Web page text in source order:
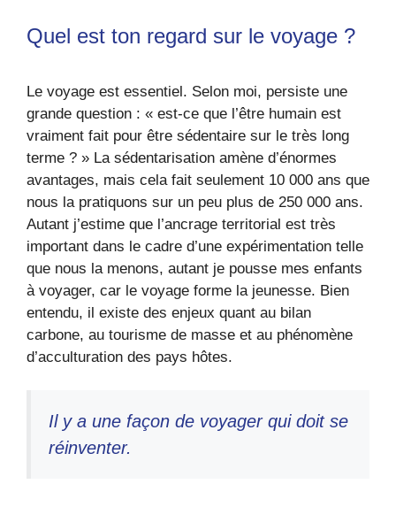
Quel est ton regard sur le voyage ?
Le voyage est essentiel. Selon moi, persiste une
grande question : « est-ce que l’être humain est
vraiment fait pour être sédentaire sur le très long
terme ? » La sédentarisation amène d’énormes
avantages, mais cela fait seulement 10 000 ans que
nous la pratiquons sur un peu plus de 250 000 ans.
Autant j’estime que l’ancrage territorial est très
important dans le cadre d’une expérimentation telle
que nous la menons, autant je pousse mes enfants
à voyager, car le voyage forme la jeunesse. Bien
entendu, il existe des enjeux quant au bilan
carbone, au tourisme de masse et au phénomène
d’acculturation des pays hôtes.
Il y a une façon de voyager qui doit se
réinventer.